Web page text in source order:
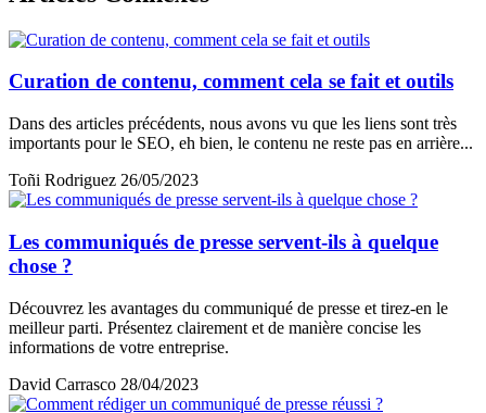
Curation de contenu, comment cela se fait et outils
Dans des articles précédents, nous avons vu que les liens sont très
importants pour le SEO, eh bien, le contenu ne reste pas en arrière...
Toñi Rodriguez 26/05/2023
Les communiqués de presse servent-ils à quelque
chose ?
Découvrez les avantages du communiqué de presse et tirez-en le
meilleur parti. Présentez clairement et de manière concise les
informations de votre entreprise.
David Carrasco 28/04/2023